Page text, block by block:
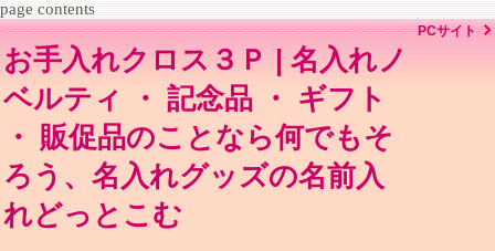
page contents
お手入れクロス３Ｐ | 名入れノ
ベルティ ・ 記念品 ・ ギフト
・ 販促品のことなら何でもそ
ろう、名入れグッズの名前入
れどっとこむ
PCサイト